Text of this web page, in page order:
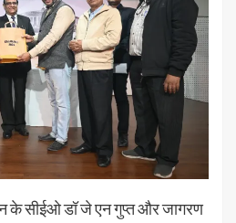
सीईओ डॉ जे एन गुप्त और जागरण